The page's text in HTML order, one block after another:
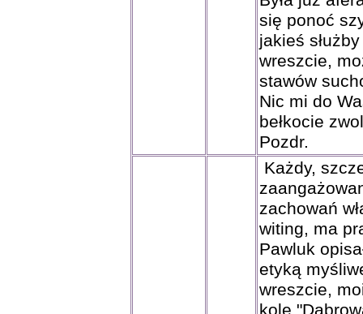
się ponoć
jakieś
wreszcie,
stawów
Nic mi do
bełkocie
Pozdr.
Każdy,
zachowań
witing, ma
Pawluk
etyką
wreszcie,
kole